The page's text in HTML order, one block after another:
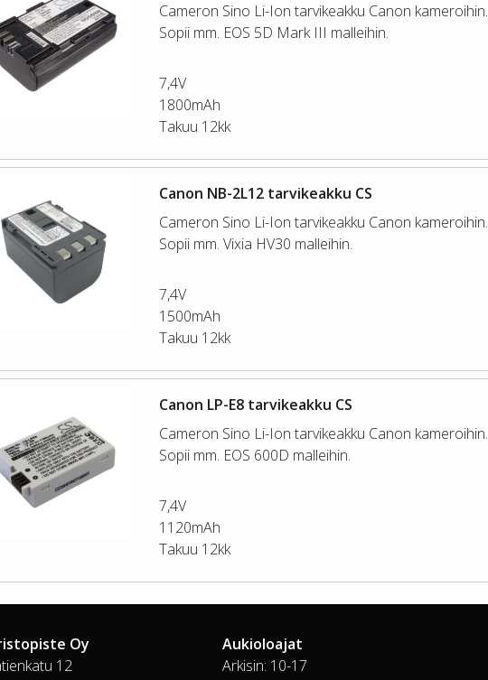
Cameron Sino Li-Ion tarvikeakku Canon kameroihin.
Sopii mm. EOS 5D Mark III malleihin.
7,4V
1800mAh
Takuu 12kk
Canon NB-2L12 tarvikeakku CS
Cameron Sino Li-Ion tarvikeakku Canon kameroihin.
Sopii mm. Vixia HV30 malleihin.
7,4V
1500mAh
Takuu 12kk
Canon LP-E8 tarvikeakku CS
Cameron Sino Li-Ion tarvikeakku Canon kameroihin.
Sopii mm. EOS 600D malleihin.
7,4V
1120mAh
Takuu 12kk
Oy
12
Aukioloajat
Arkisin: 10-17